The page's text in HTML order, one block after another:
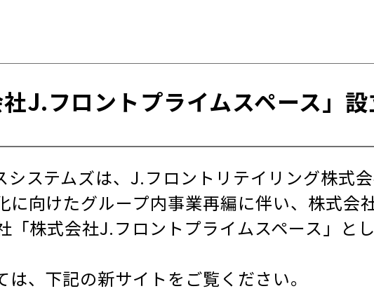
J.フロントプライムスペース」
システムズは、J.フロントリテイリング株式
に向けたグループ内事業再編に伴い、株式会
「株式会社J.フロントプライムスペース」と
、下記の新サイトをご覧ください。